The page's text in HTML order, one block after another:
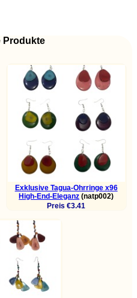
Produkte
Exklusive Tagua-Ohrringe x96
High-End-Eleganz (natp002)
Preis €3.41